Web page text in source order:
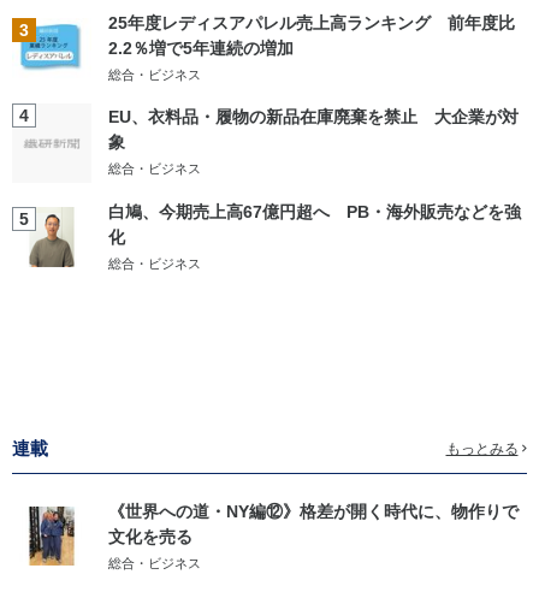
3
25年度レディスアパレル売上高ランキング 前年度比
2.2％増で5年連続の増加
総合・ビジネス
4
EU、衣料品・履物の新品在庫廃棄を禁止 大企業が対
象
総合・ビジネス
5
白鳩、今期売上高67億円超へ PB・海外販売などを強
化
総合・ビジネス
連載 もっとみる
《世界への道・NY編⑫》格差が開く時代に、物作りで
文化を売る
総合・ビジネス